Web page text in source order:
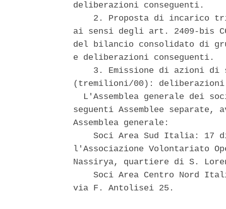
deliberazioni conseguenti.
2. Proposta di incarico
ai sensi degli art. 2409-bis
del bilancio consolidato di
e deliberazioni conseguenti.
3. Emissione di azioni di
(tremilioni/00):
L'Assemblea generale dei
seguenti Assemblee
Assemblea generale:
Soci Area Sud Italia: 17
l'Associazione Volontariato
Nassirya, quartiere di S.
Soci Area Centro Nord
via F. Antolisei 25.